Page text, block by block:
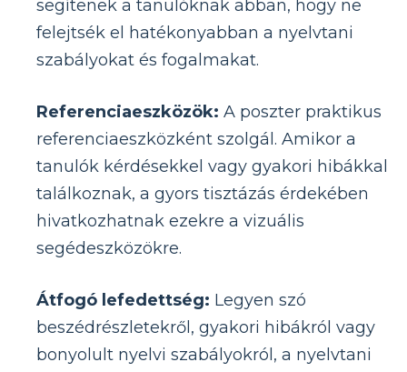
segítenek a tanulóknak abban, hogy ne
felejtsék el hatékonyabban a nyelvtani
szabályokat és fogalmakat.
Referenciaeszközök: A poszter praktikus
referenciaeszközként szolgál. Amikor a
tanulók kérdésekkel vagy gyakori hibákkal
találkoznak, a gyors tisztázás érdekében
hivatkozhatnak ezekre a vizuális
segédeszközökre.
Átfogó lefedettség: Legyen szó
beszédrészletekről, gyakori hibákról vagy
bonyolult nyelvi szabályokról, a nyelvtani